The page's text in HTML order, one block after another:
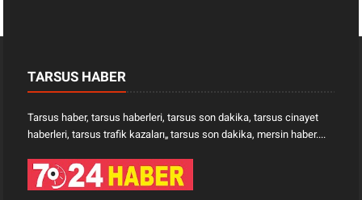
TARSUS HABER
Tarsus haber, tarsus haberleri, tarsus son dakika, tarsus cinayet
haberleri, tarsus trafik kazaları„ tarsus son dakika, mersin haber....